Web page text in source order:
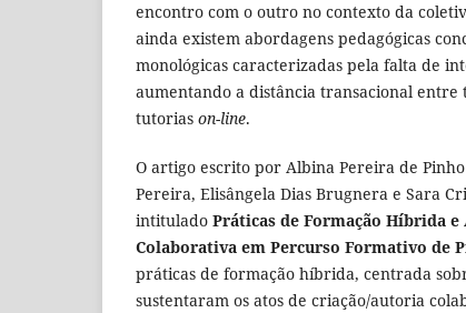
encontro com o outro no contexto da
ainda existem abordagens pedagógicas
monológicas caracterizadas pela falta de
aumentando a distância transacional entre
tutorias on-line.
O artigo escrito por Albina Pereira de
Pereira, Elisângela Dias Brugnera e Sara
intitulado Práticas de Formação Híbrida
Colaborativa em Percurso Formativo de
práticas de formação híbrida, centrada
sustentaram os atos de criação/autoria